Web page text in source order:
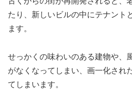
たり、新しいビルの中にテナント
ます。
せっかくの味わいのある建物や、
がなくなってしまい、画一化され
てしまいます。